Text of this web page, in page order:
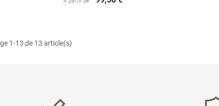
1-13 de 13 article(s)